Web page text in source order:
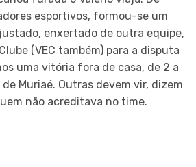
esportivos, formou-se um
enxertado de outra equipe,
(VEC também) para a disputa
uma vitória fora de casa, de 2 a
Muriaé. Outras devem vir, dizem
não acreditava no time.